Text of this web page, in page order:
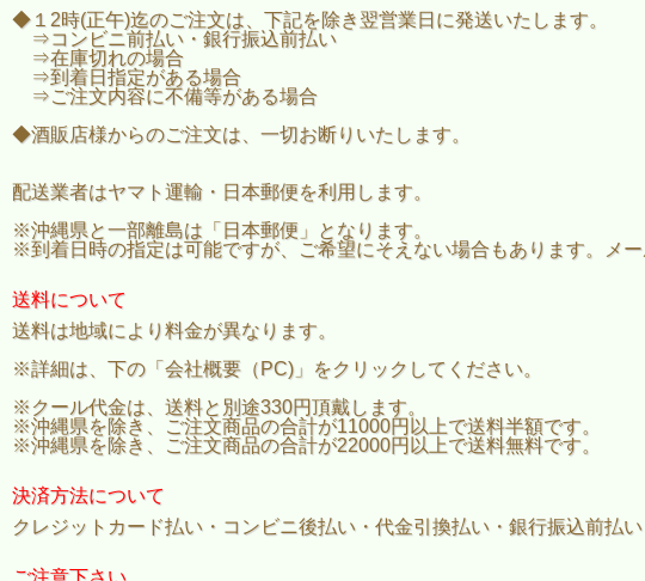
◆１2時(正午)迄のご注文は、下記を除き翌営業日に発送いたします。
⇒コンビニ前払い・銀行振込前払い
⇒在庫切れの場合
⇒到着日指定がある場合
⇒ご注文内容に不備等がある場合
◆酒販店様からのご注文は、一切お断りいたします。
配送業者はヤマト運輸・日本郵便を利用します。
※沖縄県と一部離島は「日本郵便」となります。
※到着日時の指定は可能ですが、ご希望にそえない場合もあります。メー
送料について
送料は地域により料金が異なります。
※詳細は、下の「会社概要（PC)」をクリックしてください。
※クール代金は、送料と別途330円頂戴します。
※沖縄県を除き、ご注文商品の合計が11000円以上で送料半額です。
※沖縄県を除き、ご注文商品の合計が22000円以上で送料無料です。
決済方法について
クレジットカード払い・コンビニ後払い・代金引換払い・銀行振込前払い
ご注意下さい